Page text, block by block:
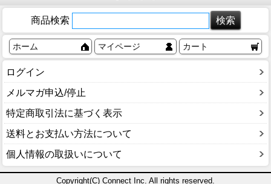
商品検索
ホーム マイページ カート
ログイン
メルマガ申込/停止
特定商取引法に基づく表示
送料とお支払い方法について
個人情報の取扱いについて
Copyright(C) Connect Inc. All rights reserved.